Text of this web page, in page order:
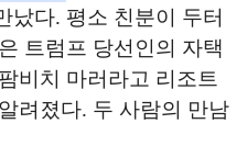
났다. 평소 친분이 두터
트럼프 당선인의 자택
비치 마러라고 리조트
려졌다. 두 사람의 만남